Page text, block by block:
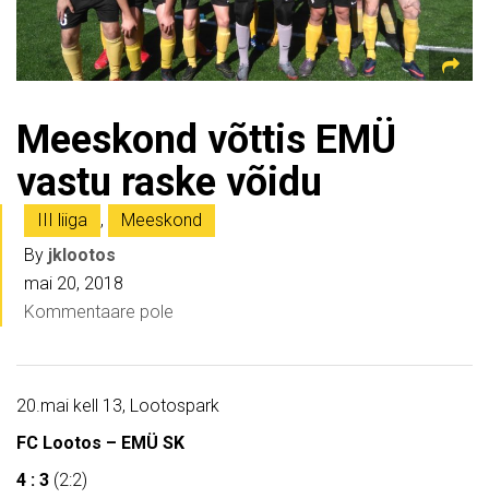
Meeskond võttis EMÜ
vastu raske võidu
III liiga ,
Meeskond
By jklootos
mai 20, 2018
Kommentaare pole
20.mai kell 13, Lootospark
FC Lootos – EMÜ SK
4 : 3 (2:2)